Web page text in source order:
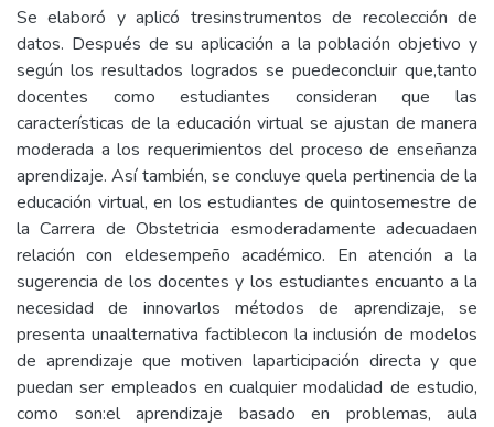
Se elaboró y aplicó tresinstrumentos de recolección de
datos. Después de su aplicación a la población objetivo y
según los resultados logrados se puedeconcluir que,tanto
docentes como estudiantes consideran que las
características de la educación virtual se ajustan de manera
moderada a los requerimientos del proceso de enseñanza
aprendizaje. Así también, se concluye quela pertinencia de la
educación virtual, en los estudiantes de quintosemestre de
la Carrera de Obstetricia esmoderadamente adecuadaen
relación con eldesempeño académico. En atención a la
sugerencia de los docentes y los estudiantes encuanto a la
necesidad de innovarlos métodos de aprendizaje, se
presenta unaalternativa factiblecon la inclusión de modelos
de aprendizaje que motiven laparticipación directa y que
puedan ser empleados en cualquier modalidad de estudio,
como son:el aprendizaje basado en problemas, aula